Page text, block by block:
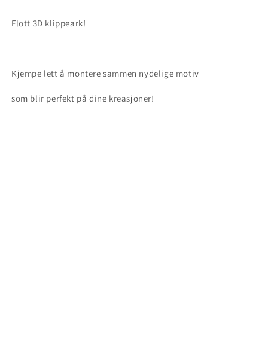
Flott 3D klippeark!
Kjempe lett å montere sammen nydelige motiv
som blir perfekt på dine kreasjoner!